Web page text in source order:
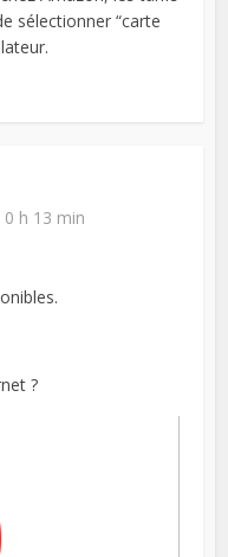
sélectionner “carte
h 13 min
?